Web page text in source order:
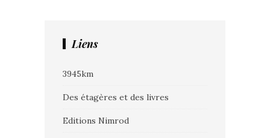
Liens
3945km
Des étagères et des livres
Editions Nimrod